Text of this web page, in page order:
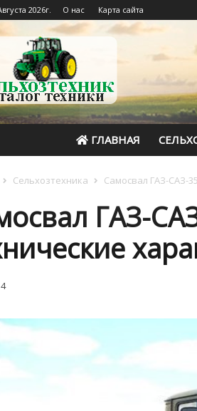
2026г. О нас Карта сайта
ГЛАВНАЯ
Сельхозтехника Самосвал ГАЗ-САЗ-
ГАЗ-